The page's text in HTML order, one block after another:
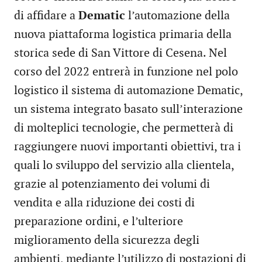
di affidare a Dematic l’automazione della
nuova piattaforma logistica primaria della
storica sede di San Vittore di Cesena. Nel
corso del 2022 entrerà in funzione nel polo
logistico il sistema di automazione Dematic,
un sistema integrato basato sull’interazione
di molteplici tecnologie, che permetterà di
raggiungere nuovi importanti obiettivi, tra i
quali lo sviluppo del servizio alla clientela,
grazie al potenziamento dei volumi di
vendita e alla riduzione dei costi di
preparazione ordini, e l’ulteriore
miglioramento della sicurezza degli